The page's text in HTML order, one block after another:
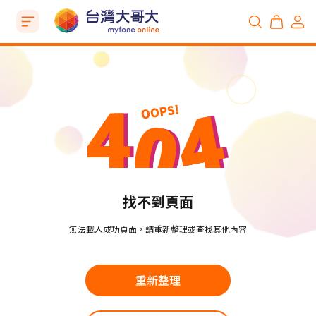
找不到頁面
無法載入成功頁面，請重新整理或查找其他內容
重新整理